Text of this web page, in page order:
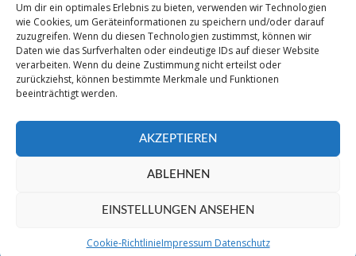
Um dir ein optimales Erlebnis zu bieten, verwenden wir Technologien
wie Cookies, um Geräteinformationen zu speichern und/oder darauf
zuzugreifen. Wenn du diesen Technologien zustimmst, können wir
Daten wie das Surfverhalten oder eindeutige IDs auf dieser Website
verarbeiten. Wenn du deine Zustimmung nicht erteilst oder
zurückziehst, können bestimmte Merkmale und Funktionen
beeinträchtigt werden.
AKZEPTIEREN
ABLEHNEN
EINSTELLUNGEN ANSEHEN
Cookie-RichtlinieImpressum Datenschutz
SUCHE